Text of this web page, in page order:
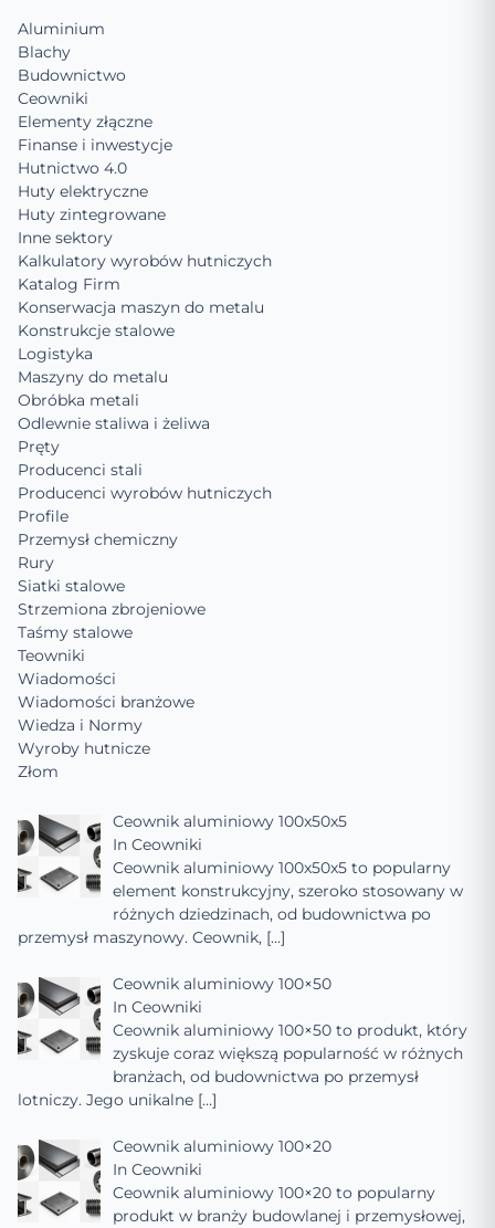
Aluminium
Blachy
Budownictwo
Ceowniki
Elementy złączne
Finanse i inwestycje
Hutnictwo 4.0
Huty elektryczne
Huty zintegrowane
Inne sektory
Kalkulatory wyrobów hutniczych
Katalog Firm
Konserwacja maszyn do metalu
Konstrukcje stalowe
Logistyka
Maszyny do metalu
Obróbka metali
Odlewnie staliwa i żeliwa
Pręty
Producenci stali
Producenci wyrobów hutniczych
Profile
Przemysł chemiczny
Rury
Siatki stalowe
Strzemiona zbrojeniowe
Taśmy stalowe
Teowniki
Wiadomości
Wiadomości branżowe
Wiedza i Normy
Wyroby hutnicze
Złom
Ceownik aluminiowy 100x50x5
In Ceowniki
Ceownik aluminiowy 100x50x5 to popularny
element konstrukcyjny, szeroko stosowany w
różnych dziedzinach, od budownictwa po
przemysł maszynowy. Ceownik, […]
Ceownik aluminiowy 100×50
In Ceowniki
Ceownik aluminiowy 100×50 to produkt, który
zyskuje coraz większą popularność w różnych
branżach, od budownictwa po przemysł
lotniczy. Jego unikalne […]
Ceownik aluminiowy 100×20
In Ceowniki
Ceownik aluminiowy 100×20 to popularny
produkt w branży budowlanej i przemysłowej,